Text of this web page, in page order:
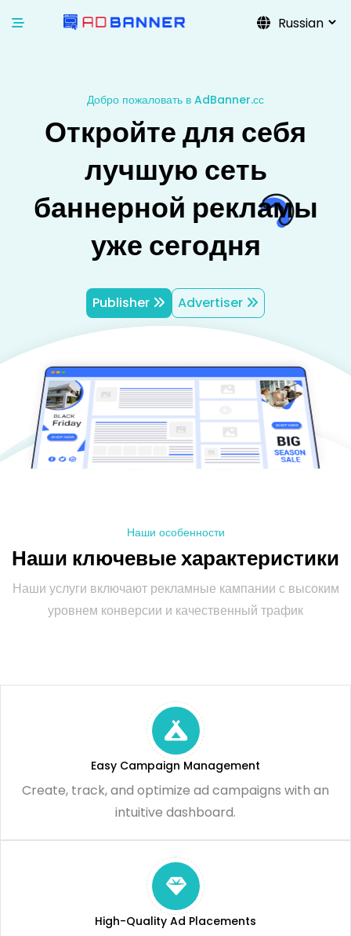
Добро пожаловать в AdBanner.сс
Откройтедля себя
лучшуюсеть
баннерной рекламы
ужесегодня
Publisher Advertiser
Наши особенности
Наши ключевыехарактеристики
Наши услуги включают рекламные кампании с высоким
уровнем конверсии и качественный трафик
Easy Campaign Management
Create, track, and optimize ad campaigns with an
intuitive dashboard.
High-Quality Ad Placements